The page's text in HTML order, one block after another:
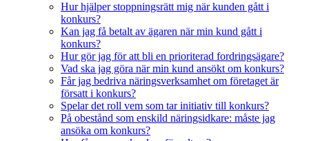
Hur hjälper stoppningsrätt mig när kunden gått i
konkurs?
Kan jag få betalt av ägaren när min kund gått i
konkurs?
Hur gör jag för att bli en prioriterad fordringsägare?
Vad ska jag göra när min kund ansökt om konkurs?
Får jag bedriva näringsverksamhet om företaget är
försatt i konkurs?
Spelar det roll vem som tar initiativ till konkurs?
På obestånd som enskild näringsidkare: måste jag
ansöka om konkurs?